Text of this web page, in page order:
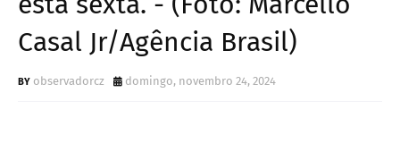
Casal Jr/Agência Brasil)
observadorcz domingo, novembro 24, 2024